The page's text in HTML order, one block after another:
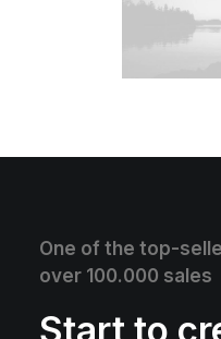
One of the top-
over 100.000 sales
Start to